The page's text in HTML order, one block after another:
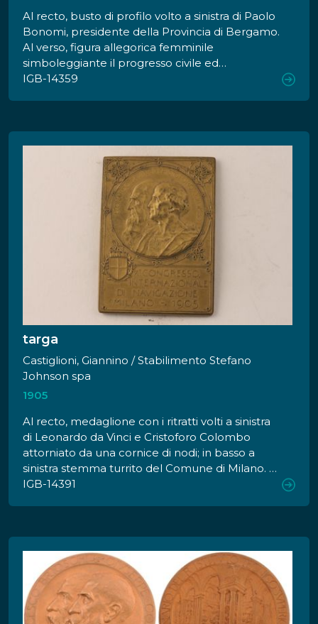
Al recto, busto di profilo volto a sinistra di Paolo
Bonomi, presidente della Provincia di Bergamo.
Al verso, figura allegorica femminile
simboleggiante il progresso civile ed
economico, stante su una ruota alata, simbolo
IGB-14359
targa
Castiglioni, Giannino / Stabilimento Stefano
Johnson spa
1905
Al recto, medaglione con i ritratti volti a sinistra
di Leonardo da Vinci e Cristoforo Colombo
attorniato da una cornice di nodi; in basso a
sinistra stemma turrito del Comune di Milano. Al
verso, due riquadri incorniciati da nodi. Entro il
Martesana. In basso, decorazione di nodi
vinciani su entrambi i lati della medaglia e
iscrizione celebrativa.
IGB-14391